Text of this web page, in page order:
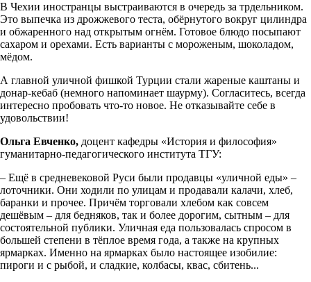
В Чехии иностранцы выстраиваются в очередь за трдельником.
Это выпечка из дрожжевого теста, обёрнутого вокруг цилиндра
и обжаренного над открытым огнём. Готовое блюдо посыпают
сахаром и орехами. Есть варианты с мороженым, шоколадом,
мёдом.
А главной уличной фишкой Турции стали жареные каштаны и
донар-кебаб (немного напоминает шаурму). Согласитесь, всегда
интересно пробовать что-то новое. Не отказывайте себе в
удовольствии!
Ольга Евченко, доцент кафедры «История и философия»
гуманитарно-педагогического института ТГУ:
– Ещё в средневековой Руси были продавцы «уличной еды» –
лоточники. Они ходили по улицам и продавали калачи, хлеб,
баранки и прочее. Причём торговали хлебом как совсем
дешёвым – для бедняков, так и более дорогим, сытным – для
состоятельной публики. Уличная еда пользовалась спросом в
большей степени в тёплое время года, а также на крупных
ярмарках. Именно на ярмарках было настоящее изобилие:
пироги и с рыбой, и сладкие, колбасы, квас, сбитень...